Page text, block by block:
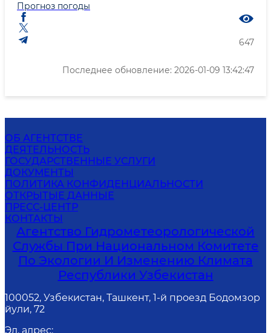
Прогноз погоды
647
Последнее обновление: 2026-01-09 13:42:47
ОБ АГЕНТСТВЕ
ДЕЯТЕЛЬНОСТЬ
ГОСУДАРСТВЕННЫЕ УСЛУГИ
ДОКУМЕНТЫ
ПОЛИТИКА КОНФИДЕНЦИАЛЬНОСТИ
ОТКРЫТЫЕ ДАННЫЕ
ПРЕСС-ЦЕНТР
КОНТАКТЫ
Агентство Гидрометеорологической
Службы При Национальном Комитете
По Экологии И Изменению Климата
Республики Узбекистан
100052, Узбекистан, Ташкент, 1-й проезд Бодомзор
йули, 72
Эл. адрес: